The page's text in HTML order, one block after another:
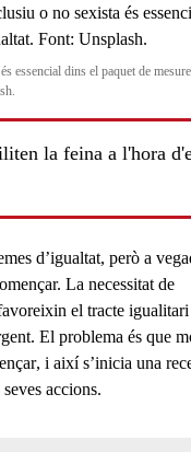
essencial dins el paquet de
la feina a l'hora
d’igualtat, però a
La necessitat de
el tracte igualitari
El problema és que
, i així s’inicia una
accions.